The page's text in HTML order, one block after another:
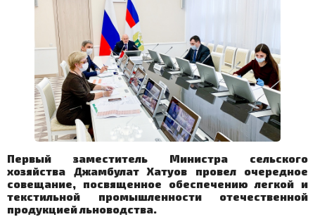
Первый заместитель Министра сельского
хозяйства Джамбулат Хатуов провел очередное
совещание, посвященное обеспечению легкой и
текстильной промышленности отечественной
продукцией льноводства.